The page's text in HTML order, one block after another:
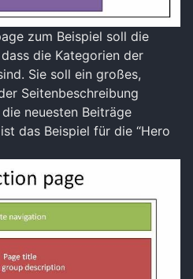
zum Beispiel soll die
die Kategorien der
Sie soll ein großes,
Seitenbeschreibung
neuesten Beiträge
das Beispiel für die “Hero